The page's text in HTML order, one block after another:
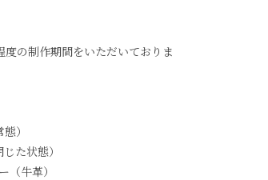
の制作期間をいただいておりま
）
状態）
牛革）